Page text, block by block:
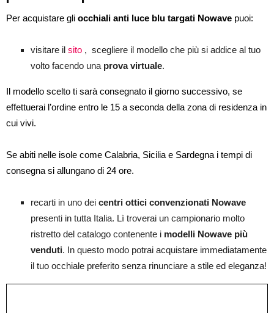
Per acquistare gli occhiali anti luce blu targati Nowave puoi:
visitare il sito , scegliere il modello che più si addice al tuo
volto facendo una prova virtuale.
Il modello scelto ti sarà consegnato il giorno successivo, se
effettuerai l’ordine entro le 15 a seconda della zona di residenza in
cui vivi.
Se abiti nelle isole come Calabria, Sicilia e Sardegna i tempi di
consegna si allungano di 24 ore.
recarti in uno dei centri ottici convenzionati Nowave
presenti in tutta Italia. Lì troverai un campionario molto
ristretto del catalogo contenente i modelli Nowave più
venduti. In questo modo potrai acquistare immediatamente
il tuo occhiale preferito senza rinunciare a stile ed eleganza!